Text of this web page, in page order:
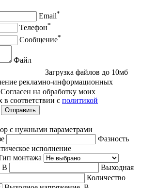
Email*
Телефон*
Сообщение*
Файл
Загрузка файлов до 10мб
рекламно-информационных
Согласен на обработку моих
соответствии с политикой
Отправить
с нужными параметрами
Фазность
исполнение
монтажа
В
Выходная
Количество